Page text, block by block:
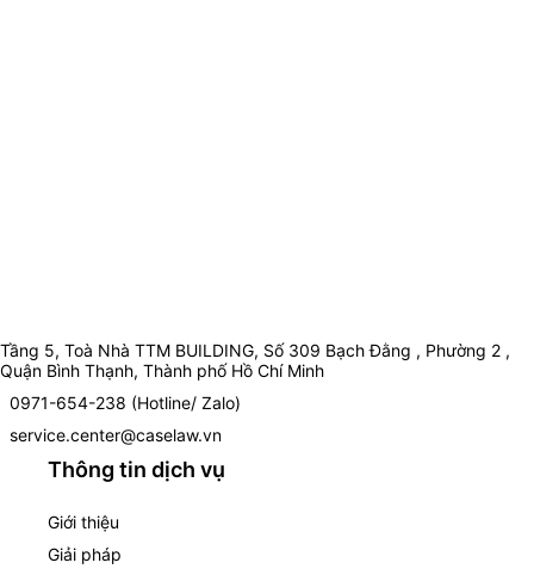
Tầng 5, Toà Nhà TTM BUILDING, Số 309 Bạch Đằng , Phường 2 ,
Quận Bình Thạnh, Thành phố Hồ Chí Minh
0971-654-238 (Hotline/ Zalo)
service.center@caselaw.vn
Thông tin dịch vụ
Giới thiệu
Giải pháp